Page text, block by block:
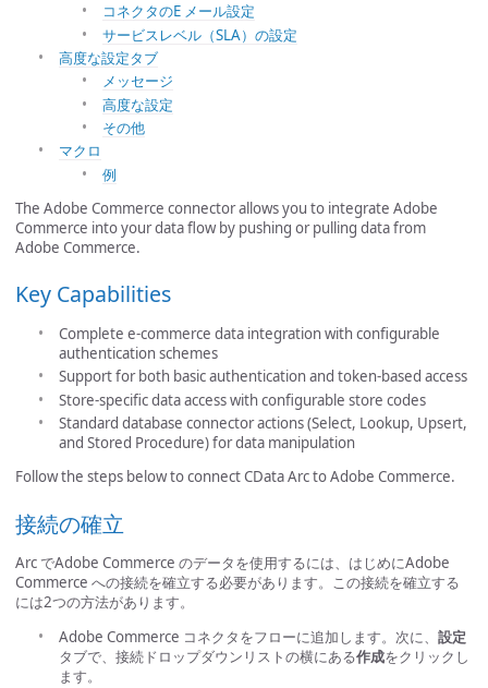
コネクタのE メール設定
サービスレベル（SLA）の設定
高度な設定タブ
メッセージ
高度な設定
その他
マクロ
例
The Adobe Commerce connector allows you to integrate Adobe
Commerce into your data flow by pushing or pulling data from
Adobe Commerce.
Key Capabilities
Complete e-commerce data integration with configurable
authentication schemes
Support for both basic authentication and token-based access
Store-specific data access with configurable store codes
Standard database connector actions (Select, Lookup, Upsert,
and Stored Procedure) for data manipulation
Follow the steps below to connect CData Arc to Adobe Commerce.
接続の確立
Arc でAdobe Commerce のデータを使用するには、はじめにAdobe
Commerce への接続を確立する必要があります。この接続を確立する
には2つの方法があります。
Adobe Commerce コネクタをフローに追加します。次に、 設定
タブで、接続ドロップダウンリストの横にある作成をクリックし
ます。